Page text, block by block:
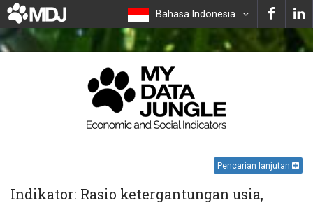
Bahasa Indonesia
Pencarian lanjutan
Indikator: Rasio ketergantungan usia,